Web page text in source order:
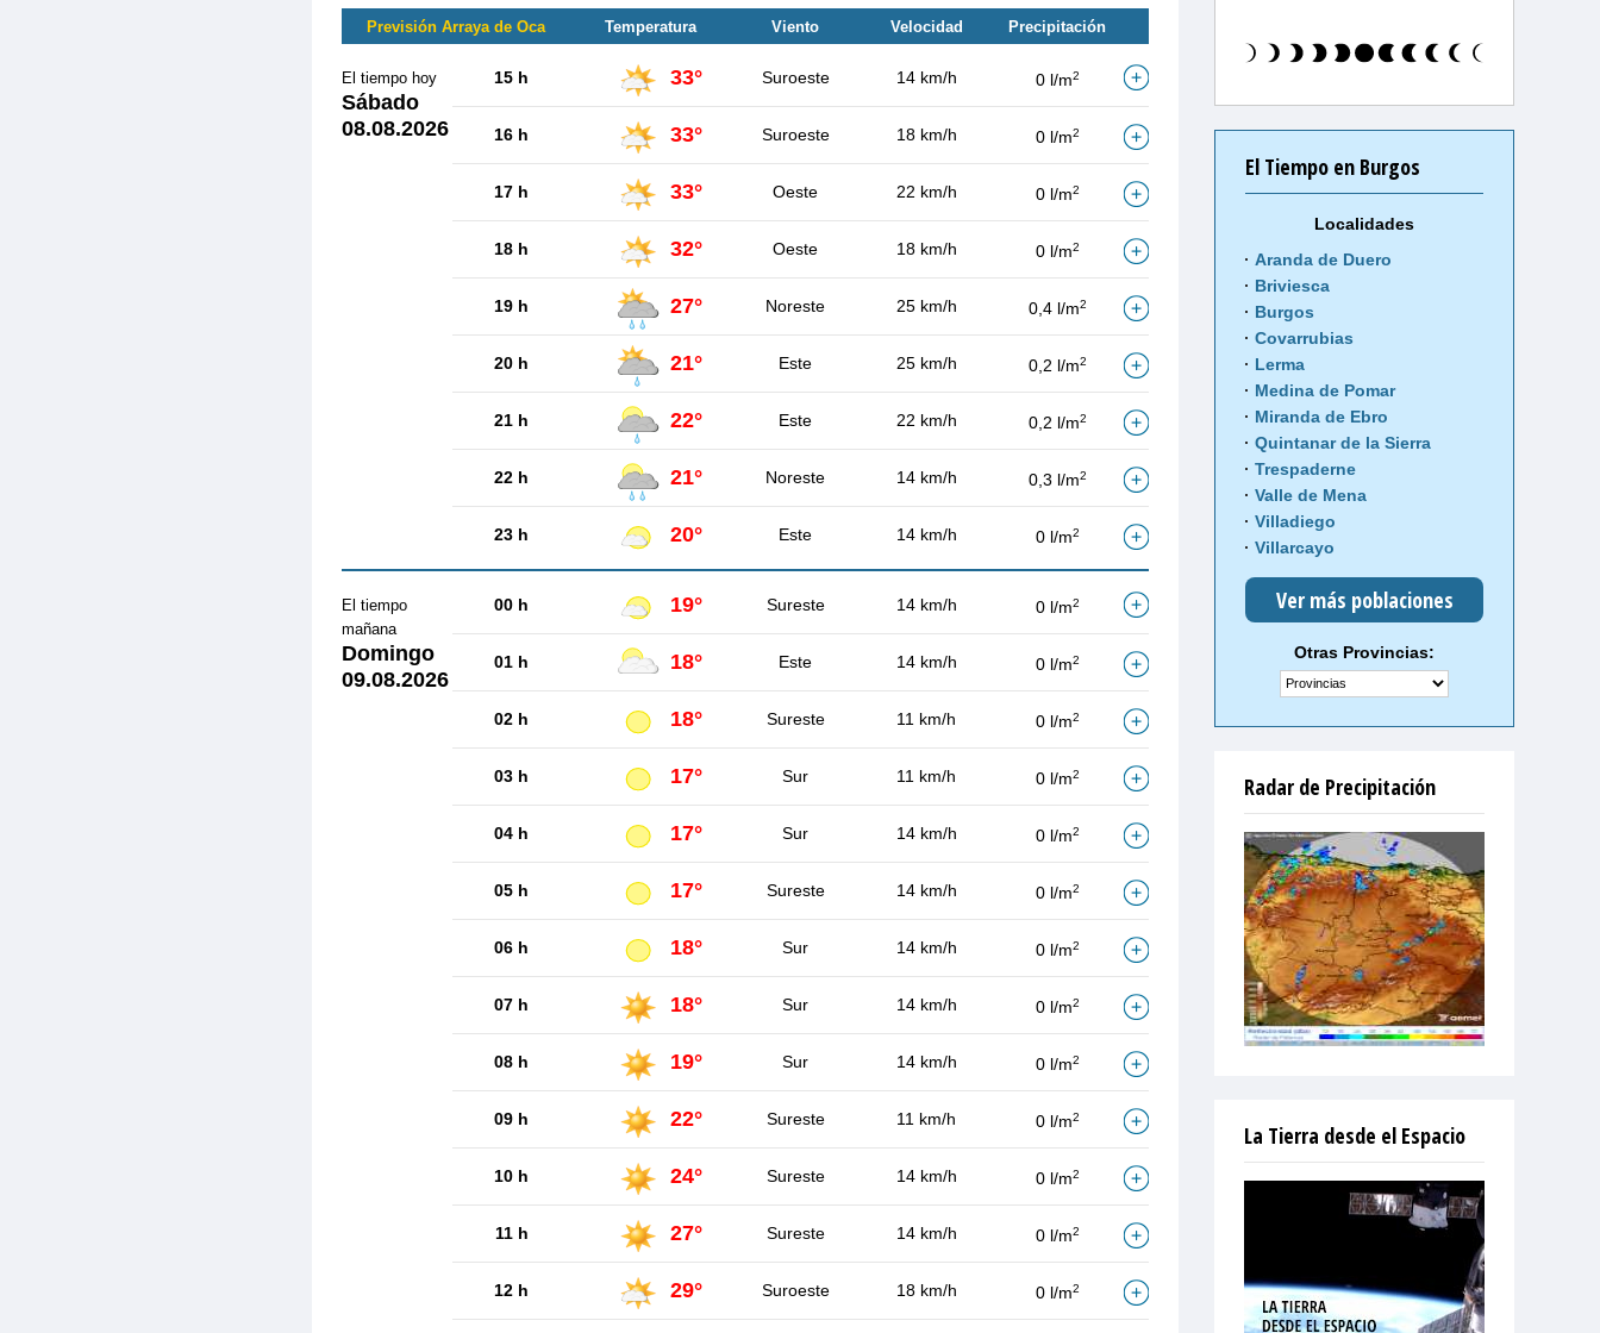
Previsión Arraya de Oca Temperatura Viento Velocidad Precipitación
El tiempo hoy
Sábado
08.08.2026
15 h 33° Suroeste 14 km/h 0 l/m2
16 h 33° Suroeste 18 km/h 0 l/m2
17 h 33° Oeste 22 km/h 0 l/m2
18 h 32° Oeste 18 km/h 0 l/m2
19 h 27° Noreste 25 km/h 0,4 l/m2
20 h 21° Este 25 km/h 0,2 l/m2
21 h 22° Este 22 km/h 0,2 l/m2
22 h 21° Noreste 14 km/h 0,3 l/m2
23 h 20° Este 14 km/h 0 l/m2
El tiempo
mañana
Domingo
09.08.2026
00 h 19° Sureste 14 km/h 0 l/m2
01 h 18° Este 14 km/h 0 l/m2
02 h 18° Sureste 11 km/h 0 l/m2
03 h 17° Sur 11 km/h 0 l/m2
04 h 17° Sur 14 km/h 0 l/m2
05 h 17° Sureste 14 km/h 0 l/m2
06 h 18° Sur 14 km/h 0 l/m2
07 h 18° Sur 14 km/h 0 l/m2
08 h 19° Sur 14 km/h 0 l/m2
09 h 22° Sureste 11 km/h 0 l/m2
10 h 24° Sureste 14 km/h 0 l/m2
11 h 27° Sureste 14 km/h 0 l/m2
12 h 29° Suroeste 18 km/h 0 l/m2
El Tiempo en Burgos
Localidades
Aranda de Duero
Briviesca
Burgos
Covarrubias
Lerma
Medina de Pomar
Miranda de Ebro
Quintanar de la Sierra
Trespaderne
Valle de Mena
Villadiego
Villarcayo
Ver más poblaciones
Otras Provincias:
Radar de Precipitación
La Tierra desde el Espacio